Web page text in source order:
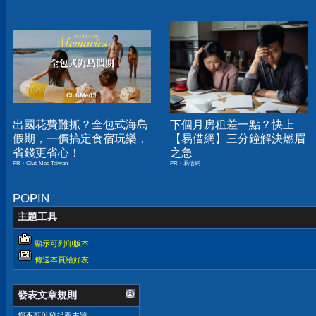
出國花費難抓？全包式海島
假期，一價搞定食宿玩樂，
省錢更省心！
PR・Club Med Taiwan
下個月房租差一點？快上
【易借網】三分鐘解決燃眉
之急
PR・易借網
POPIN
主題工具
顯示可列印版本
傳送本頁給好友
發表文章規則